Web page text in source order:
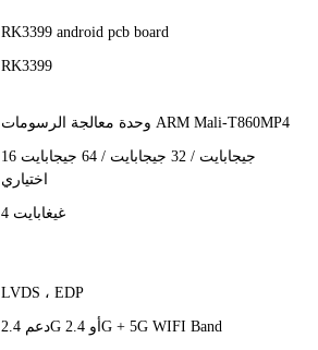
RK3399 android pcb board
RK3399
وحدة معالجة الرسومات ARM Mali-T860MP4
16 جيجابايت / 32 جيجابايت / 64 جيجابايت
اختياري
4 غيغابايت
LVDS ، EDP
دعم 2.4G أو 2.4G + 5G WIFI Band